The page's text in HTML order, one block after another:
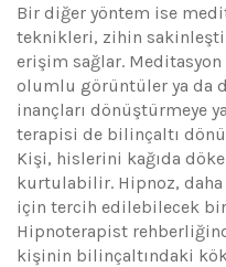
Bir diğer yöntem ise
teknikleri, zihin
erişim sağlar.
olumlu görüntüler ya da
inançları dönüştürmeye
terapisi de bilinçaltı
Kişi, hislerini kağıda
kurtulabilir. Hipnoz,
için tercih edilebilecek
Hipnoterapist
kişinin bilinçaltındaki